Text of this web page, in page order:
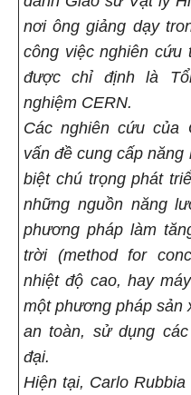
nơi ông giảng dạy
công việc nghiên cứu
được chỉ định là
nghiệm CERN.
Các nghiên cứu của
vấn đề cung cấp
biệt chú trọng phát
những nguồn năng
phương pháp làm
trời (method for
nhiệt độ cao, hay
một phương pháp sản
an toàn, sử dụng
đại.
Hiện tại, Carlo